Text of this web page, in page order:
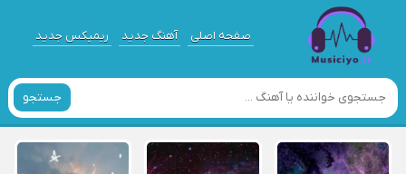
صفحه اصلی آهنگ جدید ریمیکس جدید
جستجو